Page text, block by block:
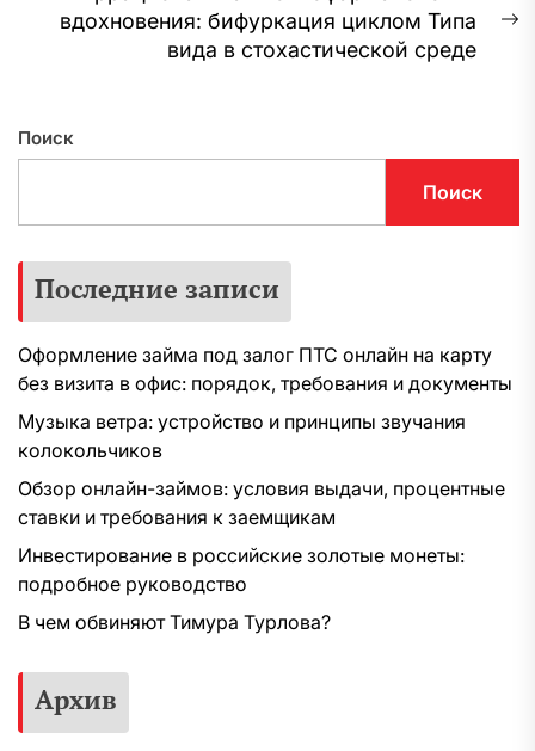
вдохновения: бифуркация циклом Типа
вида в стохастической среде
Поиск
Поиск
Последние записи
Оформление займа под залог ПТС онлайн на карту
без визита в офис: порядок, требования и документы
Музыка ветра: устройство и принципы звучания
колокольчиков
Обзор онлайн-займов: условия выдачи, процентные
ставки и требования к заемщикам
Инвестирование в российские золотые монеты:
подробное руководство
В чем обвиняют Тимура Турлова?
Архив